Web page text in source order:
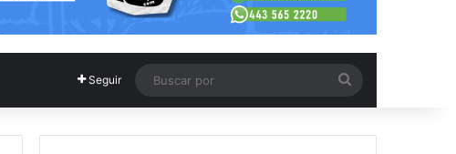
Seguir
por